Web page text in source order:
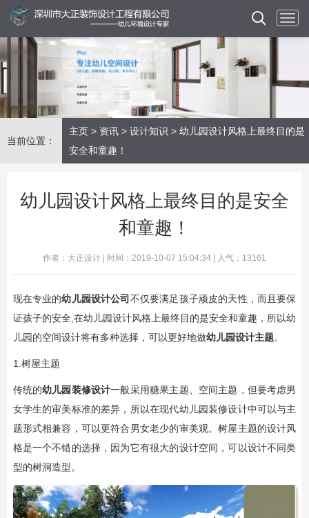
当前位置：
主页 > 资讯 > 设计知识 > 幼儿园设计风格上最终目的是
安全和童趣！
幼儿园设计风格上最终目的是安全
和童趣！
作者：大正设计 | 时间：2019-10-07 15:04:34 | 人气：13161
现在专业的幼儿园设计公司 不仅要满足孩子顽皮的天性，而且要保
证孩子的安全,在幼儿园设计风格上最终目的是安全和童趣，​所以幼
儿园的空间设计将有多种选择，可以更好地做幼儿园设计主题。
1.树屋主题
传统的幼儿园装修设计一般采用糖果主题、空间主题，但要考虑男
女学生的审美标准的差异，所以在现代幼儿园装修设计中可以与主
题形式相兼容，可以更符合男女老少的审美观。树屋主题的设计风
格是一个不错的选择，因为它有很大的设计空间，可以设计不同类
型的树洞造型。